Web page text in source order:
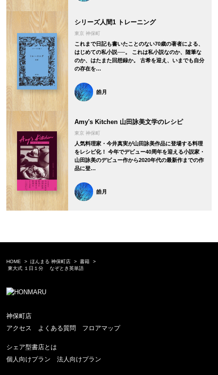
シリーズ人間1 トレーニング
東京 神保町
これまで日記も書いたことのない70歳の著者による、
はじめての私小説──。 これは私小説なのか、随筆な
のか、はたまた回想録か。 古希を迎え、いまでも自分
の存在を…
皓月
Amy's Kitchen 山田詠美文学のレシピ
東京 神保町
人気料理家・今井真実が山田詠美作品に登場する料理
をレシピ化！ 今年でデビュー40周年を迎える小説家・
山田詠美のデビュー作から2020年代の最新作までの作
品に登…
皓月
HOME ほんまる 神保町店
書籍
東大式 １日１分 なぞとき英単語
神保町店
アクセス
よくある質問 フロアマップ
シェア型書店とは
個人向けプラン
法人向けプラン